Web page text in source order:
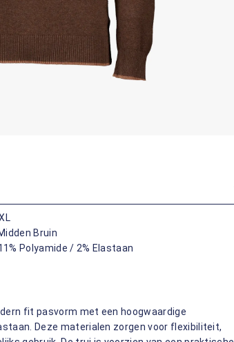
Bruin
Polyamide / 2% Elastaan
fit pasvorm met een hoogwaardige
Deze materialen zorgen voor flexibiliteit,